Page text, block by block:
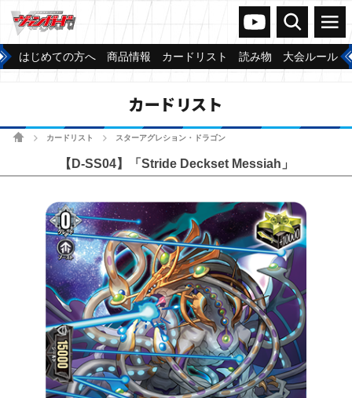
ヴァンガードch
検索 メニュー
はじめての方へ 商品情報 カードリスト 読み物 大会ルール
カードリスト
ホームカードリスト スターアグレション・ドラゴン
【D-SS04】「Stride Deckset Messiah」